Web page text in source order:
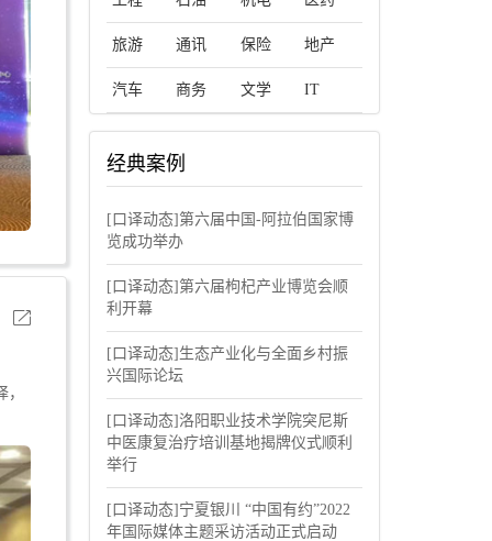
旅游 通讯 保险 地产
汽车 商务 文学 IT
经典案例
[口译动态]第六届中国-阿拉伯国家博
览成功举办
[口译动态]第六届枸杞产业博览会顺
利开幕
[口译动态]生态产业化与全面乡村振
兴国际论坛
[口译动态]洛阳职业技术学院突尼斯
中医康复治疗培训基地揭牌仪式顺利
举行
[口译动态]宁夏银川 “中国有约”2022
年国际媒体主题采访活动正式启动